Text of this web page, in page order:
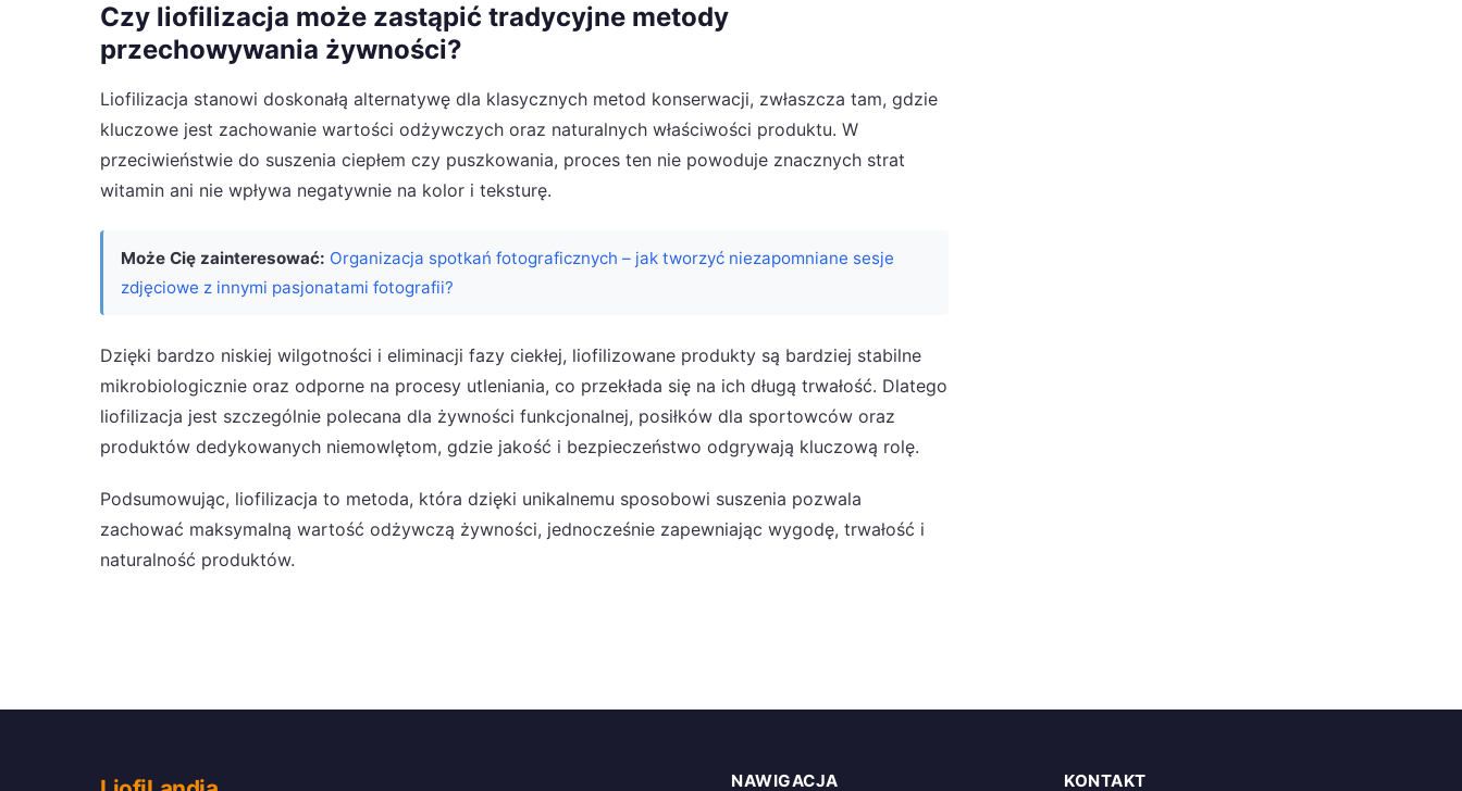
Czy liofilizacja może zastąpić tradycyjne metody
przechowywania żywności?
Liofilizacja stanowi doskonałą alternatywę dla klasycznych metod konserwacji, zwłaszcza tam, gdzie
kluczowe jest zachowanie wartości odżywczych oraz naturalnych właściwości produktu. W
przeciwieństwie do suszenia ciepłem czy puszkowania, proces ten nie powoduje znacznych strat
witamin ani nie wpływa negatywnie na kolor i teksturę.
Może Cię zainteresować: Organizacja spotkań fotograficznych – jak tworzyć niezapomniane sesje
zdjęciowe z innymi pasjonatami fotografii?
Dzięki bardzo niskiej wilgotności i eliminacji fazy ciekłej, liofilizowane produkty są bardziej stabilne
mikrobiologicznie oraz odporne na procesy utleniania, co przekłada się na ich długą trwałość. Dlatego
liofilizacja jest szczególnie polecana dla żywności funkcjonalnej, posiłków dla sportowców oraz
produktów dedykowanych niemowlętom, gdzie jakość i bezpieczeństwo odgrywają kluczową rolę.
Podsumowując, liofilizacja to metoda, która dzięki unikalnemu sposobowi suszenia pozwala
zachować maksymalną wartość odżywczą żywności, jednocześnie zapewniając wygodę, trwałość i
naturalność produktów.
NAWIGACJA KONTAKT